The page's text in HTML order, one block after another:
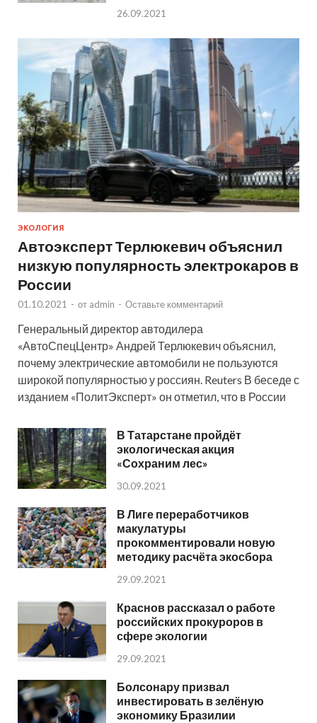
26.09.2021
ЭКОЛОГИЯ
Автоэксперт Терлюкевич объяснил
низкую популярность электрокаров в
России
01.10.2021 - от admin - Оставьте комментарий
Генеральный директор автодилера
«АвтоСпецЦентр» Андрей Терлюкевич объяснил,
почему электрические автомобили не пользуются
широкой популярностью у россиян. Reuters В беседе с
изданием «ПолитЭксперт» он отметил, что в России
В Татарстане пройдёт
экологическая акция
«Сохраним лес»
30.09.2021
В Лиге переработчиков
макулатуры
прокомментировали новую
методику расчёта экосбора
29.09.2021
Краснов рассказал о работе
российских прокуроров в
сфере экологии
29.09.2021
Болсонару призвал
инвестировать в зелёную
экономику Бразилии